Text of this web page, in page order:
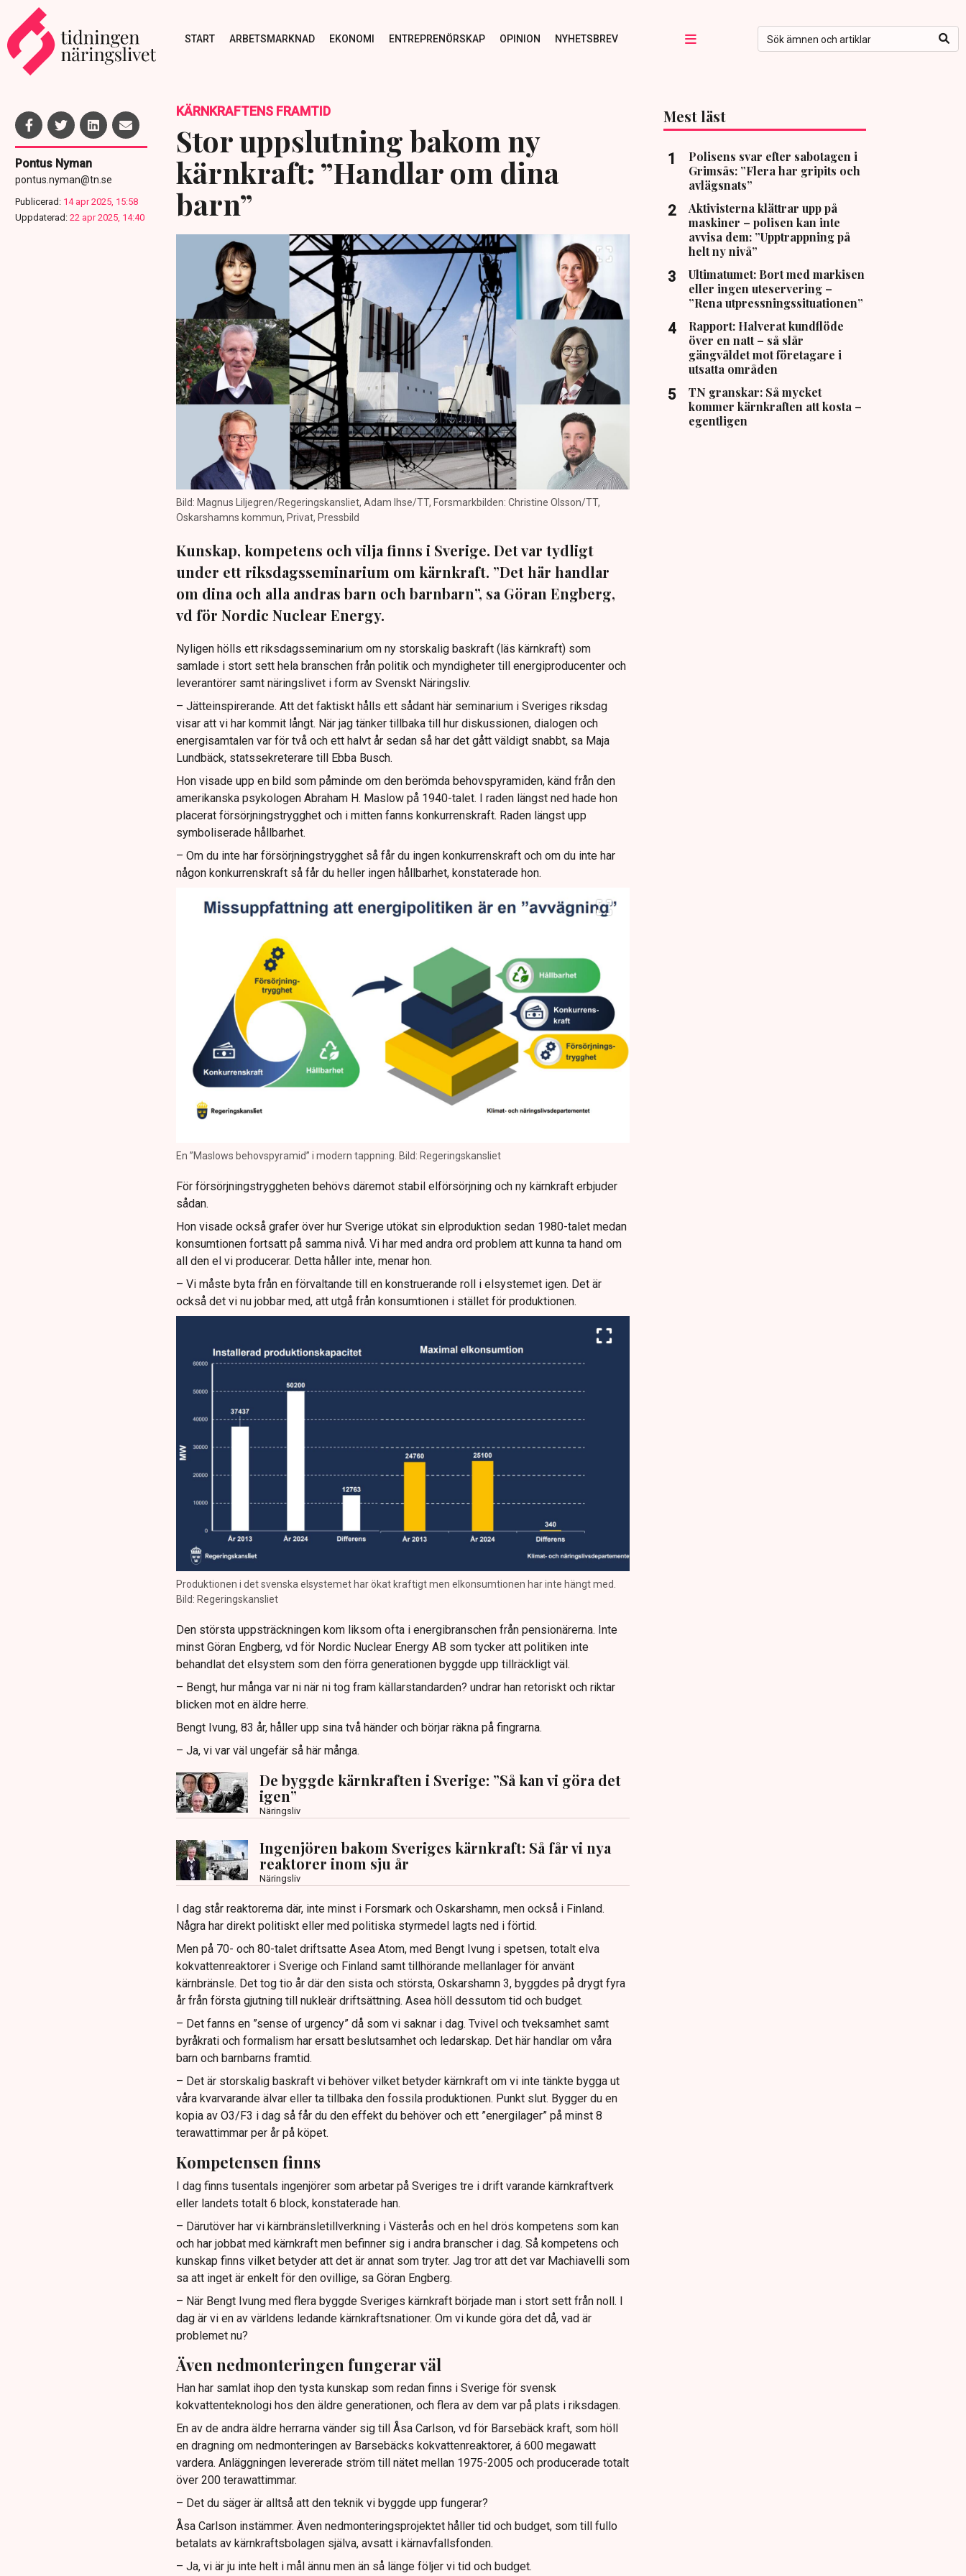
START ARBETSMARKNAD EKONOMI ENTREPRENÖRSKAP OPINION NYHETSBREV
Pontus Nyman
pontus.nyman@tn.se
Publicerad: 14 apr 2025, 15:58
Uppdaterad: 22 apr 2025, 14:40
KÄRNKRAFTENS FRAMTID
Stor uppslutning bakom ny
kärnkraft: ”Handlar om dina
barn”
Bild: Magnus Liljegren/Regeringskansliet, Adam Ihse/TT, Forsmarkbilden: Christine Olsson/TT,
Oskarshamns kommun, Privat, Pressbild
Kunskap, kompetens och vilja finns i Sverige. Det var tydligt
under ett riksdagsseminarium om kärnkraft. ”Det här handlar
om dina och alla andras barn och barnbarn”, sa Göran Engberg,
vd för Nordic Nuclear Energy.
Nyligen hölls ett riksdagsseminarium om ny storskalig baskraft (läs kärnkraft) som
samlade i stort sett hela branschen från politik och myndigheter till energiproducenter och
leverantörer samt näringslivet i form av Svenskt Näringsliv.
– Jätteinspirerande. Att det faktiskt hålls ett sådant här seminarium i Sveriges riksdag
visar att vi har kommit långt. När jag tänker tillbaka till hur diskussionen, dialogen och
energisamtalen var för två och ett halvt år sedan så har det gått väldigt snabbt, sa Maja
Lundbäck, statssekreterare till Ebba Busch.
Hon visade upp en bild som påminde om den berömda behovspyramiden, känd från den
amerikanska psykologen Abraham H. Maslow på 1940-talet. I raden längst ned hade hon
placerat försörjningstrygghet och i mitten fanns konkurrenskraft. Raden längst upp
symboliserade hållbarhet.
– Om du inte har försörjningstrygghet så får du ingen konkurrenskraft och om du inte har
någon konkurrenskraft så får du heller ingen hållbarhet, konstaterade hon.
En ”Maslows behovspyramid” i modern tappning. Bild: Regeringskansliet
För försörjningstryggheten behövs däremot stabil elförsörjning och ny kärnkraft erbjuder
sådan.
Hon visade också grafer över hur Sverige utökat sin elproduktion sedan 1980-talet medan
konsumtionen fortsatt på samma nivå. Vi har med andra ord problem att kunna ta hand om
all den el vi producerar. Detta håller inte, menar hon.
– Vi måste byta från en förvaltande till en konstruerande roll i elsystemet igen. Det är
också det vi nu jobbar med, att utgå från konsumtionen i stället för produktionen.
Produktionen i det svenska elsystemet har ökat kraftigt men elkonsumtionen har inte hängt med.
Bild: Regeringskansliet
Den största uppsträckningen kom liksom ofta i energibranschen från pensionärerna. Inte
minst Göran Engberg, vd för Nordic Nuclear Energy AB som tycker att politiken inte
behandlat det elsystem som den förra generationen byggde upp tillräckligt väl.
– Bengt, hur många var ni när ni tog fram källarstandarden? undrar han retoriskt och riktar
blicken mot en äldre herre.
Bengt Ivung, 83 år, håller upp sina två händer och börjar räkna på fingrarna.
– Ja, vi var väl ungefär så här många.
De byggde kärnkraften i Sverige: ”Så kan vi göra det
igen”
Näringsliv
Ingenjören bakom Sveriges kärnkraft: Så får vi nya
reaktorer inom sju år
Näringsliv
I dag står reaktorerna där, inte minst i Forsmark och Oskarshamn, men också i Finland.
Några har direkt politiskt eller med politiska styrmedel lagts ned i förtid.
Men på 70- och 80-talet driftsatte Asea Atom, med Bengt Ivung i spetsen, totalt elva
kokvattenreaktorer i Sverige och Finland samt tillhörande mellanlager för använt
kärnbränsle. Det tog tio år där den sista och största, Oskarshamn 3, byggdes på drygt fyra
år från första gjutning till nukleär driftsättning. Asea höll dessutom tid och budget.
– Det fanns en ”sense of urgency” då som vi saknar i dag. Tvivel och tveksamhet samt
byråkrati och formalism har ersatt beslutsamhet och ledarskap. Det här handlar om våra
barn och barnbarns framtid.
– Det är storskalig baskraft vi behöver vilket betyder kärnkraft om vi inte tänkte bygga ut
våra kvarvarande älvar eller ta tillbaka den fossila produktionen. Punkt slut. Bygger du en
kopia av O3/F3 i dag så får du den effekt du behöver och ett ”energilager” på minst 8
terawattimmar per år på köpet.
Kompetensen finns
I dag finns tusentals ingenjörer som arbetar på Sveriges tre i drift varande kärnkraftverk
eller landets totalt 6 block, konstaterade han.
– Därutöver har vi kärnbränsletillverkning i Västerås och en hel drös kompetens som kan
och har jobbat med kärnkraft men befinner sig i andra branscher i dag. Så kompetens och
kunskap finns vilket betyder att det är annat som tryter. Jag tror att det var Machiavelli som
sa att inget är enkelt för den ovillige, sa Göran Engberg.
– När Bengt Ivung med flera byggde Sveriges kärnkraft började man i stort sett från noll. I
dag är vi en av världens ledande kärnkraftsnationer. Om vi kunde göra det då, vad är
problemet nu?
Även nedmonteringen fungerar väl
Han har samlat ihop den tysta kunskap som redan finns i Sverige för svensk
kokvattenteknologi hos den äldre generationen, och flera av dem var på plats i riksdagen.
En av de andra äldre herrarna vänder sig till Åsa Carlson, vd för Barsebäck kraft, som höll
en dragning om nedmonteringen av Barsebäcks kokvattenreaktorer, á 600 megawatt
vardera. Anläggningen levererade ström till nätet mellan 1975-2005 och producerade totalt
över 200 terawattimmar.
– Det du säger är alltså att den teknik vi byggde upp fungerar?
Åsa Carlson instämmer. Även nedmonteringsprojektet håller tid och budget, som till fullo
betalats av kärnkraftsbolagen själva, avsatt i kärnavfallsfonden.
– Ja, vi är ju inte helt i mål ännu men än så länge följer vi tid och budget.
Mest läst
Polisens svar efter sabotagen i
Grimsås: ”Flera har gripits och
avlägsnats”
Aktivisterna klättrar upp på
maskiner – polisen kan inte
avvisa dem: ”Upptrappning på
helt ny nivå”
Ultimatumet: Bort med markisen
eller ingen uteservering –
”Rena utpressningssituationen”
Rapport: Halverat kundflöde
över en natt – så slår
gängvåldet mot företagare i
utsatta områden
TN granskar: Så mycket
kommer kärnkraften att kosta –
egentligen